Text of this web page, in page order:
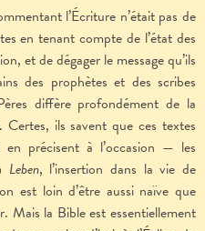
l’Écriture n’était pas de
en tenant compte de l’état des
et de dégager le message qu’ils
des prophètes et des scribes
diffère profondément de la
ils savent que ces textes
en précisent à l’occasion — les
Leben, l’insertion dans la vie de
est loin d’être aussi naïve que
Mais la Bible est essentiellement